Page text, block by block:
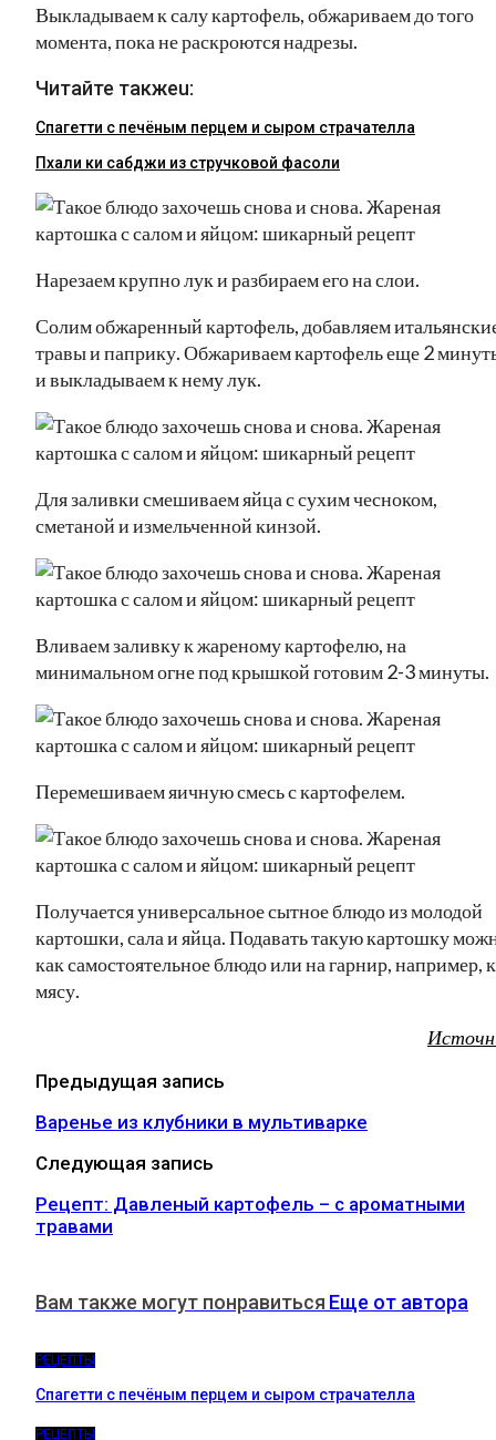
Выкладываем к салу картофель, обжариваем до того
момента, пока не раскроются надрезы.
Читайте такжеu:
Спагетти с печёным перцем и сыром страчателла
Пхали ки сабджи из стручковой фасоли
Нарезаем крупно лук и разбираем его на слои.
Солим обжаренный картофель, добавляем
травы и паприку. Обжариваем картофель еще 2
и выкладываем к нему лук.
Для заливки смешиваем яйца с сухим чесноком,
сметаной и измельченной кинзой.
Вливаем заливку к жареному картофелю, на
минимальном огне под крышкой готовим 2-3 минуты.
Перемешиваем яичную смесь с картофелем.
Получается универсальное сытное блюдо из молодой
картошки, сала и яйца. Подавать такую картошку
как самостоятельное блюдо или на гарнир, например, к
мясу.
Предыдущая запись
Варенье из клубники в мультиварке
Следующая запись
Рецепт: Давленый картофель – с ароматными
травами
Вам также могут понравиться Еще от автора
РЕЦЕПТЫ
Спагетти с печёным перцем и сыром страчателла
РЕЦЕПТЫ